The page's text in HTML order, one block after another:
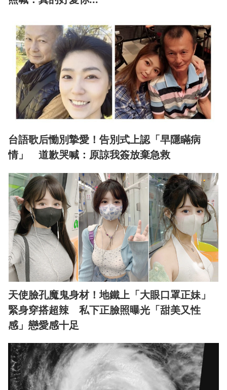
台語歌后慟別摯愛！告別式上認「早隱瞞病
情」 道歉哭喊：原諒我簽放棄急救
天使臉孔魔鬼身材！地鐵上「大眼口罩正妹」
緊身穿搭超辣 私下正臉照曝光「甜美又性
感」戀愛感十足